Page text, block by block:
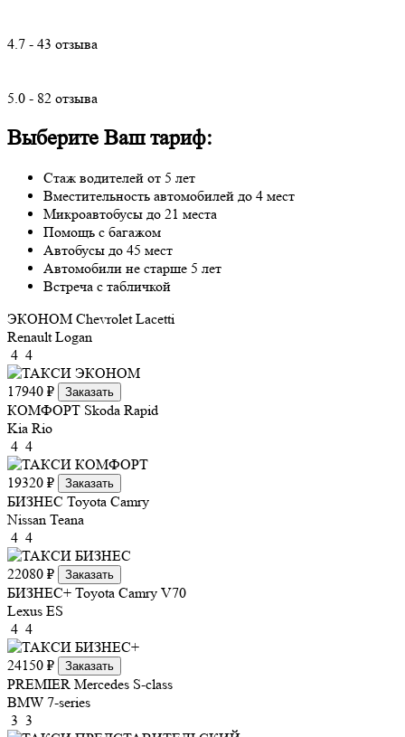
4.7 - 43 отзыва
5.0 - 82 отзыва
Выберите Ваш тариф:
Стаж водителей от 5 лет
Вместительность автомобилей до 4 мест
Микроавтобусы до 21 места
Помощь с багажом
Автобусы до 45 мест
Автомобили не старше 5 лет
Встреча с табличкой
ЭКОНОМ Chevrolet Lacetti
Renault Logan
4 4
17940 ₽ Заказать
КОМФОРТ Skoda Rapid
Kia Rio
4 4
19320 ₽ Заказать
БИЗНЕС Toyota Camry
Nissan Teana
4 4
22080 ₽ Заказать
БИЗНЕС+ Toyota Camry V70
Lexus ES
4 4
24150 ₽ Заказать
PREMIER Mercedes S-class
BMW 7-series
3 3